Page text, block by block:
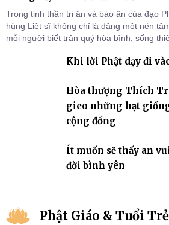
Trong tinh thần tri ân và báo ân của đạo
hùng Liệt sĩ không chỉ là dâng một nén
mỗi người biết trân quý hòa bình, sống
Khi lời Phật dạy đi
Hòa thượng Thích
gieo những hạt
cộng đồng
Ít muốn sẽ thấy an
đời bình yên
Phật Giáo & Tuổi Trẻ